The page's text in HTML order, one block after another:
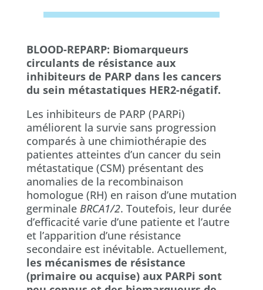
BLOOD-REPARP: Biomarqueurs
circulants de résistance aux
inhibiteurs de PARP dans les cancers
du sein métastatiques HER2-négatif.
Les inhibiteurs de PARP (PARPi)
améliorent la survie sans progression
comparés à une chimiothérapie des
patientes atteintes d’un cancer du sein
métastatique (CSM) présentant des
anomalies de la recombinaison
homologue (RH) en raison d’une mutation
germinale BRCA1/2. Toutefois, leur durée
d’efficacité varie d’une patiente et l’autre
et l’apparition d’une résistance
secondaire est inévitable. Actuellement,
les mécanismes de résistance
(primaire ou acquise) aux PARPi sont